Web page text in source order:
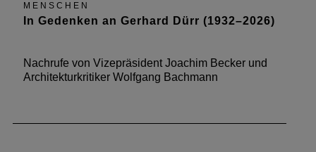
MENSCHEN
In Gedenken an Gerhard Dürr (1932–2026)
Nachrufe von Vizepräsident Joachim Becker und
Architekturkritiker Wolfgang Bachmann